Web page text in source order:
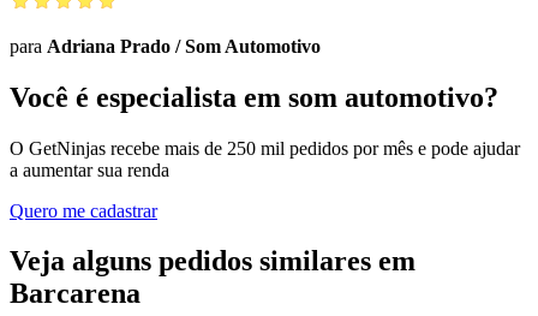
para Adriana Prado /Som Automotivo
Você é especialista em som automotivo?
O GetNinjas recebe mais de 250 mil pedidos por mês e pode ajudar
a aumentar sua renda
Quero me cadastrar
Veja alguns pedidos similares em
Barcarena